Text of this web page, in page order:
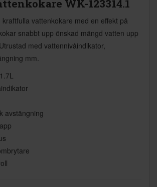
WK-123314.1
vattenkokare med en effekt på
snabbt upp önskad mängd vatten upp
med vattennivåindikator,
mm.
avstängning